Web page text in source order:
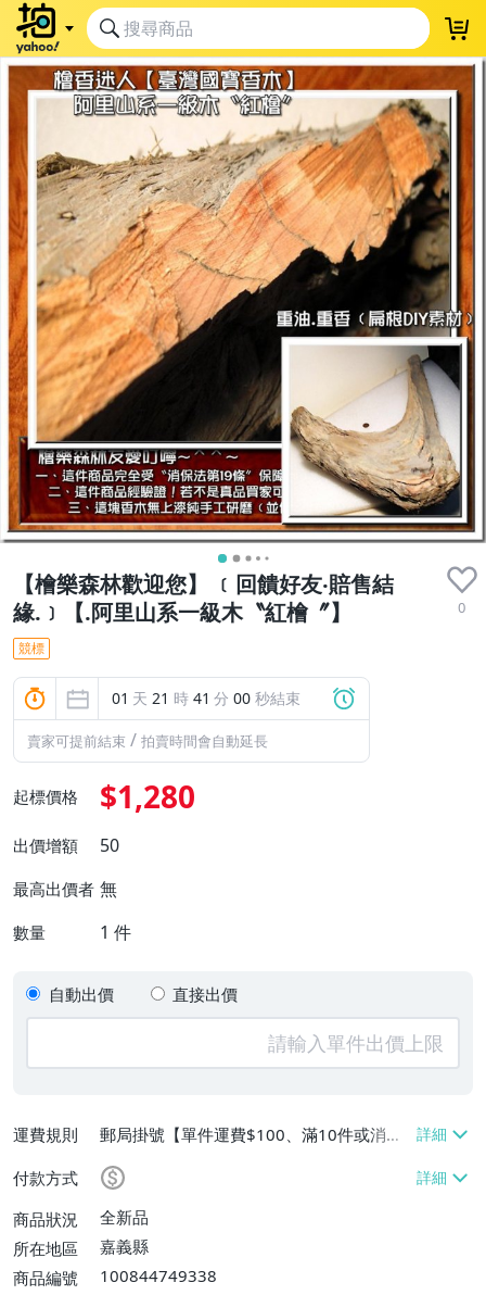
【檜樂森林歡迎您】 ﹝回饋好友‧賠售結
緣.﹞【.阿里山系一級木〝紅檜〞】
0
競標
01 天 21 時 40 分 58 秒結束
賣家可提前結束 / 拍賣時間會自動延長
起標價格 $1,280
出價增額 50
最高出價者 無
數量 1 件
自動出價 直接出價
運費規則
郵局掛號【單件運費$100、滿10件或消費
滿$500免運費】
付款方式
商品狀況
全新品
所在地區
嘉義縣
商品編號
100844749338